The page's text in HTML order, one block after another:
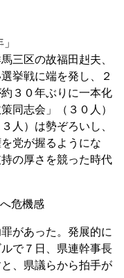
三区の故福田赳夫、
挙戦に端を発し、２
３０年ぶりに一本化
同志会」（３０人）
人）は勢ぞろいし、
党が握るようにな
の厚さを競った時代
危機感
があった。発展的に
で７日、県連幹事長
、県議らから拍手が